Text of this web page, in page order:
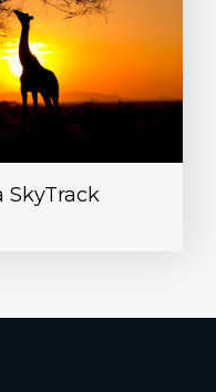
SkyTrack
jezik